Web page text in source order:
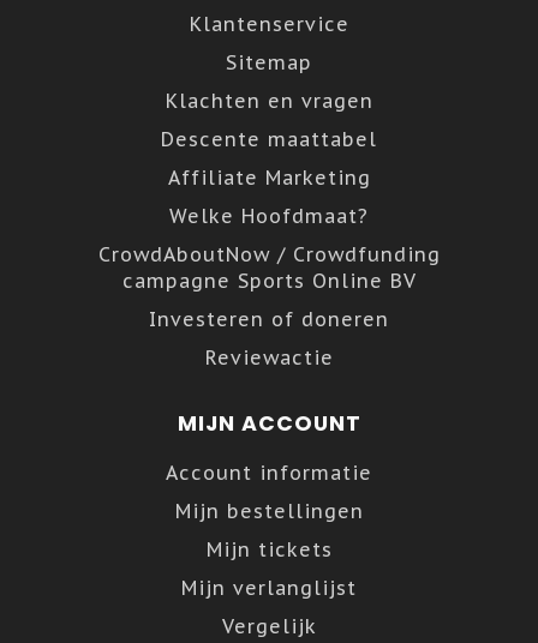
Klantenservice
Sitemap
Klachten en vragen
Descente maattabel
Affiliate Marketing
Welke Hoofdmaat?
CrowdAboutNow / Crowdfunding
campagne Sports Online BV
Investeren of doneren
Reviewactie
MIJN ACCOUNT
Account informatie
Mijn bestellingen
Mijn tickets
Mijn verlanglijst
Vergelijk